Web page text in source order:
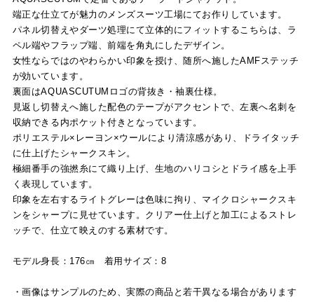
端正な仕立てが魅力のメンズスーツ工場にてお作りしています。
パネル切替えやダーツ処理にて立体的にフィットするこちらは、ラ
ペル端やフラップ端、前端を角丸にしたデザイン。
女性ならではのやわらかい印象を授け、随所へ施したAMFステッチ
が効いています。
裏面はAQUASCUTUMロゴの背抜き・袖裏仕様。
見返し切替えへ施した配色のテープがアクセントで、左裏へ名刺を
収納できる内ポケット付きとなっています。
ポリエステル×レーヨン×ウールにより清涼感があり、ドライタッチ
に仕上げたシャークスキン。
極細番手の強撚糸にて織り上げ、生地のハリコシとドライ感を上手
く表現しています。
印象を左右するライトグレーは色味に拘り、マイクロシャークスキ
ンをシャープに見せています。クリアー仕上げと加工によるストレ
ッチで、仕立て映えのする素材です。
モデル身長：176㎝ 着用サイズ：8
・画像はサンプルのため、実際の商品と若干異なる場合があります